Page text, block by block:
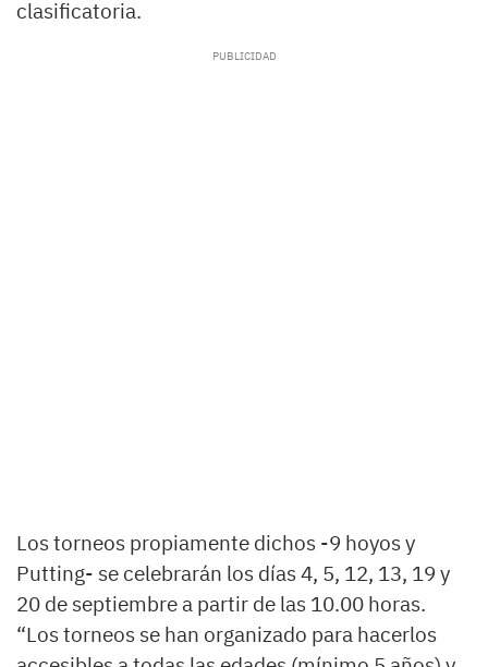
clasificatoria.
Los torneos propiamente dichos -9 hoyos y
Putting- se celebrarán los días 4, 5, 12, 13, 19 y
20 de septiembre a partir de las 10.00 horas.
“Los torneos se han organizado para hacerlos